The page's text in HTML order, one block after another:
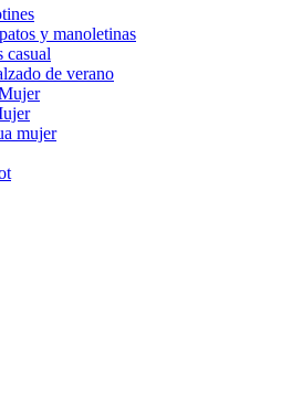
y manoletinas
casual
de verano
mujer